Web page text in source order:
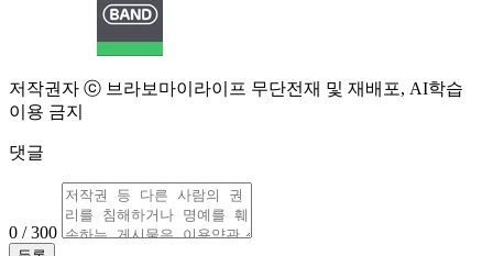
저작권자 ⓒ 브라보마이라이프 무단전재 및 재배포, AI학습
이용 금지
댓글
0 / 300